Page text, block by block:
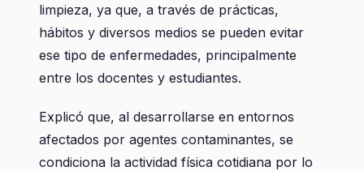
limpieza, ya que, a través de prácticas,
hábitos y diversos medios se pueden evitar
ese tipo de enfermedades, principalmente
entre los docentes y estudiantes.
Explicó que, al desarrollarse en entornos
afectados por agentes contaminantes, se
condiciona la actividad física cotidiana por lo